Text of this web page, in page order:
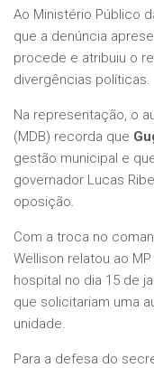
Ao Ministério Público
que a denúncia
procede e atribuiu o
divergências políticas.
Na representação, o
(MDB) recorda que
gestão municipal e
governador Lucas
oposição.
Com a troca no
Wellison relatou ao
hospital no dia 15 de
que solicitariam uma
unidade.
Para a defesa do